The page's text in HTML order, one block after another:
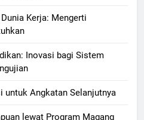
Kerja: Mengerti
Inovasi bagi Sistem
Angkatan Selanjutnya
lewat Program Magang